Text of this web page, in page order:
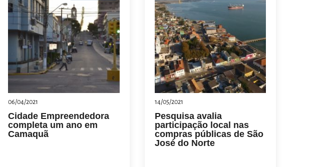
06/04/2021
Cidade Empreendedora
completa um ano em
Camaquã
14/05/2021
Pesquisa avalia
participação local nas
compras públicas de São
José do Norte